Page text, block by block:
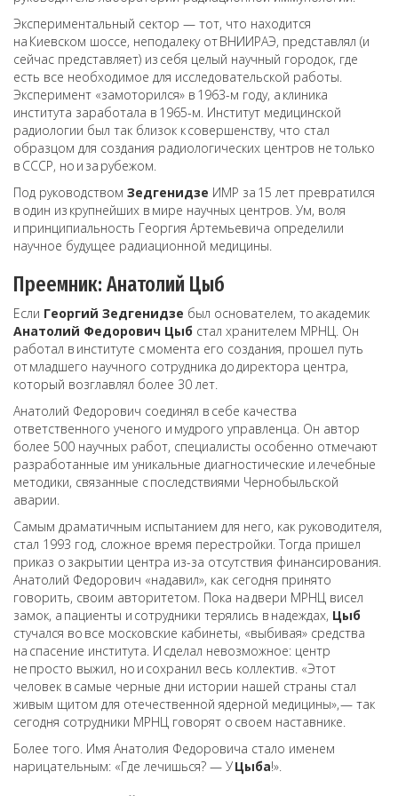
Экспериментальный сектор — тот, что находится
на Киевском шоссе, неподалеку от ВНИИРАЭ, представлял (и
сейчас представляет) из себя целый научный городок, где
есть все необходимое для исследовательской работы.
Эксперимент «замоторился» в 1963-м году, а клиника
института заработала в 1965-м. Институт медицинской
радиологии был так близок к совершенству, что стал
образцом для создания радиологических центров не только
в СССР, но и за рубежом.
Под руководством Зедгенидзе ИМР за 15 лет превратился
в один из крупнейших в мире научных центров. Ум, воля
и принципиальность Георгия Артемьевича определили
научное будущее радиационной медицины.
Преемник: Анатолий Цыб
Если Георгий Зедгенидзе был основателем, то академик
Анатолий Федорович Цыб стал хранителем МРНЦ. Он
работал в институте с момента его создания, прошел путь
от младшего научного сотрудника до директора центра,
который возглавлял более 30 лет.
Анатолий Федорович соединял в себе качества
ответственного ученого и мудрого управленца. Он автор
более 500 научных работ, специалисты особенно отмечают
разработанные им уникальные диагностические и лечебные
методики, связанные с последствиями Чернобыльской
аварии.
Самым драматичным испытанием для него, как руководителя,
стал 1993 год, сложное время перестройки. Тогда пришел
приказ о закрытии центра из-за отсутствия финансирования.
Анатолий Федорович «надавил», как сегодня принято
говорить, своим авторитетом. Пока на двери МРНЦ висел
замок, а пациенты и сотрудники терялись в надеждах, Цыб
стучался во все московские кабинеты, «выбивая» средства
на спасение института. И сделал невозможное: центр
не просто выжил, но и сохранил весь коллектив. «Этот
человек в самые черные дни истории нашей страны стал
живым щитом для отечественной ядерной медицины», — так
сегодня сотрудники МРНЦ говорят о своем наставнике.
Более того. Имя Анатолия Федоровича стало именем
нарицательным: «Где лечишься? — УЦыба!».